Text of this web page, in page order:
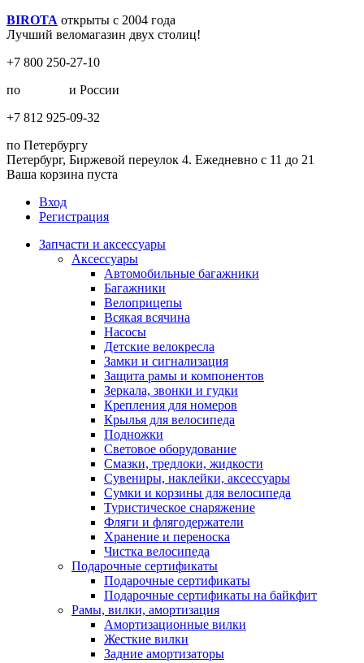
BIROTA открыты с 2004 года
Лучший веломагазин двух столиц!
+7 800 250-27-10
по
и России
+7 812 925-09-32
по Петербургу
Петербург, Биржевой переулок 4. Ежедневно с 11 до 21
Ваша корзина пуста
Вход
Регистрация
Запчасти и аксессуары
Аксессуары
Автомобильные багажники
Багажники
Велоприцепы
Всякая всячина
Насосы
Детские велокресла
Замки и сигнализация
Защита рамы и компонентов
Зеркала, звонки и гудки
Крепления для номеров
Крылья для велосипеда
Подножки
Световое оборудование
Смазки, тредлоки, жидкости
Сувениры, наклейки, аксессуары
Сумки и корзины для велосипеда
Туристическое снаряжение
Фляги и флягодержатели
Хранение и переноска
Чистка велосипеда
Подарочные сертификаты
Подарочные сертификаты
Подарочные сертификаты на байкфит
Рамы, вилки, амортизация
Амортизационные вилки
Жесткие вилки
Задние амортизаторы